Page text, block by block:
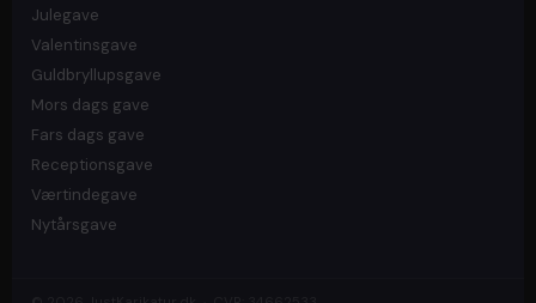
Julegave
Valentinsgave
Guldbryllupsgave
Mors dags gave
Fars dags gave
Receptionsgave
Værtindegave
Nytårsgave